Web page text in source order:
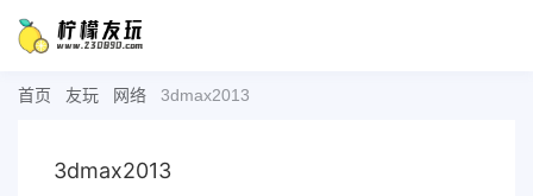
首页 友玩 网络 3dmax2013
3dmax2013